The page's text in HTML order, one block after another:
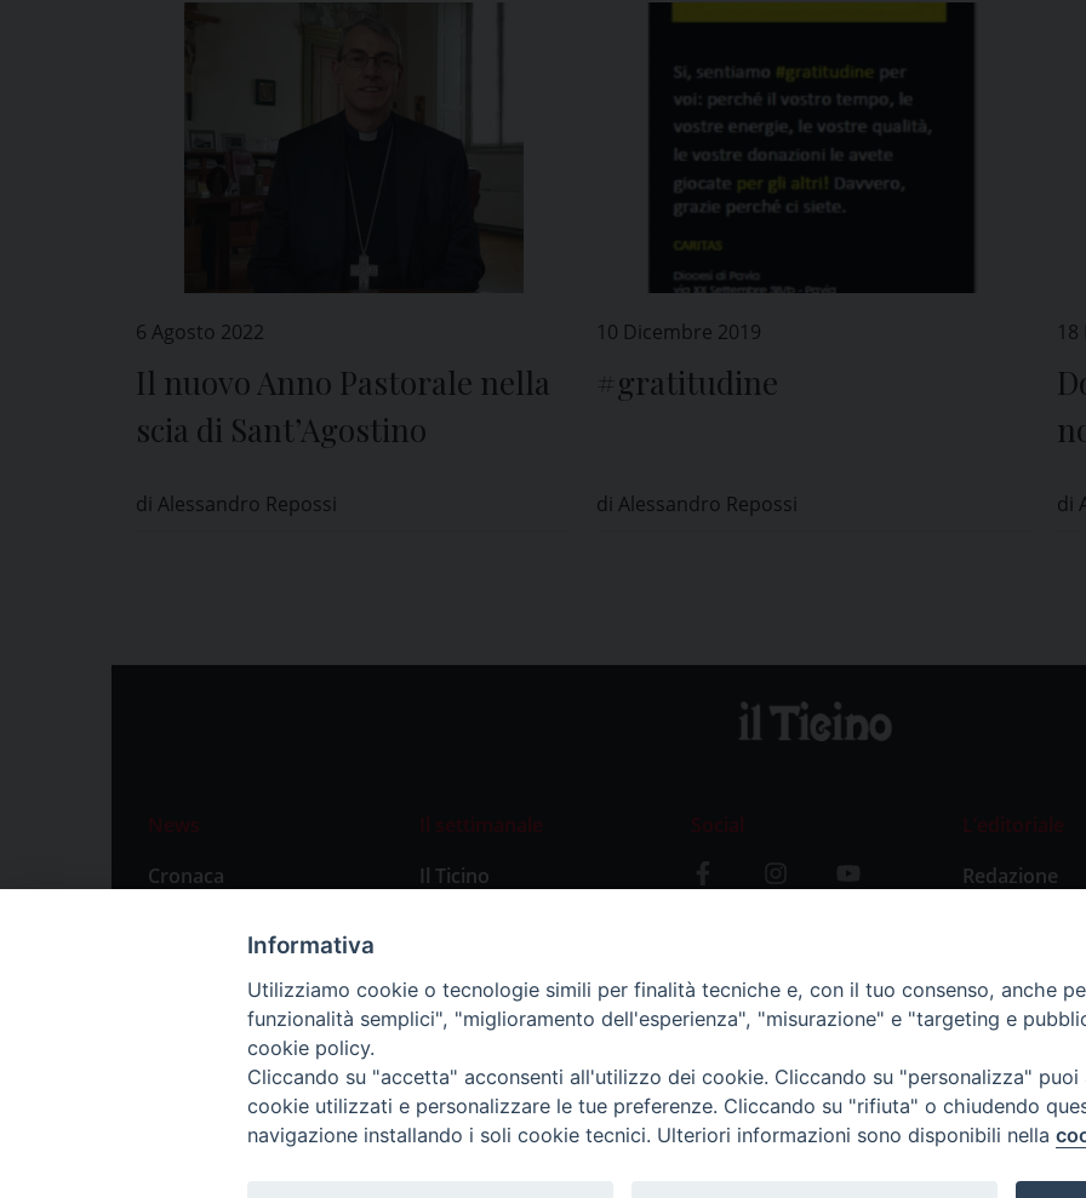
6 Agosto 2022
Il nuovo Anno Pastorale nella
scia di Sant’Agostino
di Alessandro Repossi
10 Dicembre 2019
#gratitudine
di Alessandro Repossi di
News
Cronaca
Primo Piano
Il settimanale
Il Ticino
Social
L’editoriale
Redazione
Informativa
Utilizziamo cookie o tecnologie simili per finalità tecniche e, con il tuo consenso, anche
funzionalità semplici", "miglioramento dell'esperienza", "misurazione" e "targeting e
cookie policy.
Cliccando su "accetta" acconsenti all'utilizzo dei cookie. Cliccando su "personalizza"
cookie utilizzati e personalizzare le tue preferenze. Cliccando su "rifiuta" o chiudendo
navigazione installando i soli cookie tecnici. Ulteriori informazioni sono disponibili nella